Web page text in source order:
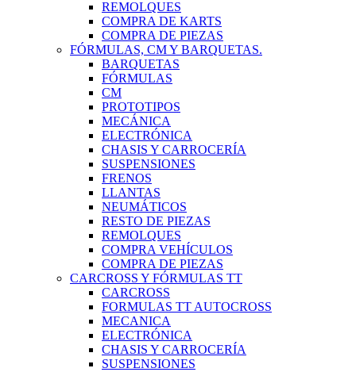
REMOLQUES
COMPRA DE KARTS
COMPRA DE PIEZAS
FÓRMULAS, CM Y BARQUETAS.
BARQUETAS
FÓRMULAS
CM
PROTOTIPOS
MECÁNICA
ELECTRÓNICA
CHASIS Y CARROCERÍA
SUSPENSIONES
FRENOS
LLANTAS
NEUMÁTICOS
RESTO DE PIEZAS
REMOLQUES
COMPRA VEHÍCULOS
COMPRA DE PIEZAS
CARCROSS Y FÓRMULAS TT
CARCROSS
FORMULAS TT AUTOCROSS
MECANICA
ELECTRÓNICA
CHASIS Y CARROCERÍA
SUSPENSIONES